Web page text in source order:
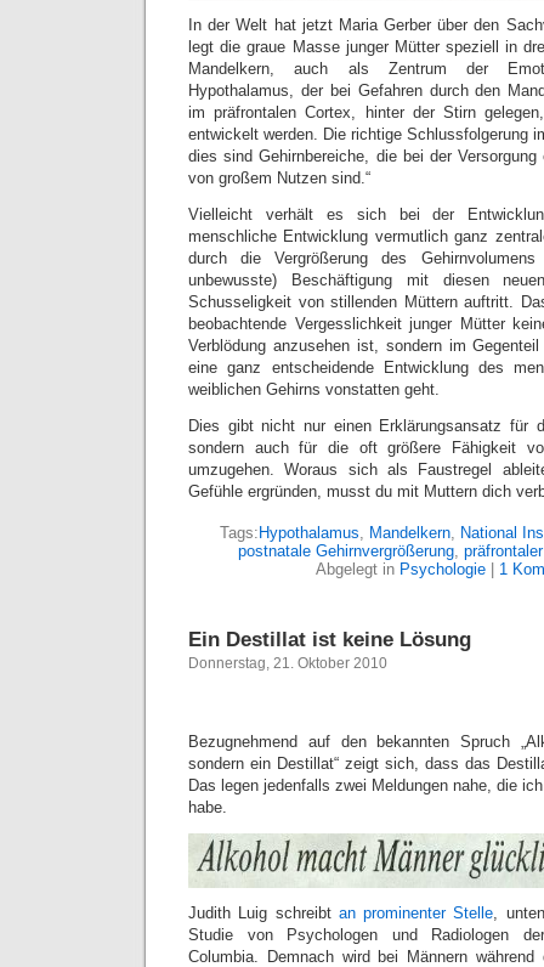
In der Welt hat jetzt Maria Gerber über den
legt die graue Masse junger Mütter speziell in
Mandelkern, auch als Zentrum der
Hypothalamus, der bei Gefahren durch den
im präfrontalen Cortex, hinter der Stirn
entwickelt werden. Die richtige Schlussfolgerung
dies sind Gehirnbereiche, die bei der
von großem Nutzen sind.“
Vielleicht verhält es sich bei der
menschliche Entwicklung vermutlich ganz
durch die Vergrößerung des
unbewusste) Beschäftigung mit diesen
Schusseligkeit von stillenden Müttern auftritt.
beobachtende Vergesslichkeit junger Mütter
Verblödung anzusehen ist, sondern im
eine ganz entscheidende Entwicklung des
weiblichen Gehirns vonstatten geht.
Dies gibt nicht nur einen Erklärungsansatz für
sondern auch für die oft größere Fähigkeit
umzugehen. Woraus sich als Faustregel
Gefühle ergründen, musst du mit Muttern dich
Tags: Hypothalamus Mandelkern,
National
postnatale Gehirnvergrößerung,
Abgelegt in Psychologie 1
Ein Destillat ist keine Lösung
Donnerstag, 21. Oktober 2010
Bezugnehmend auf den bekannten Spruch
sondern ein Destillat“ zeigt sich, dass das
Das legen jedenfalls zwei Meldungen nahe, die
habe.
Judith Luig schreibt an prominenter Stelle ,
Studie von Psychologen und Radiologen
Columbia. Demnach wird bei Männern während